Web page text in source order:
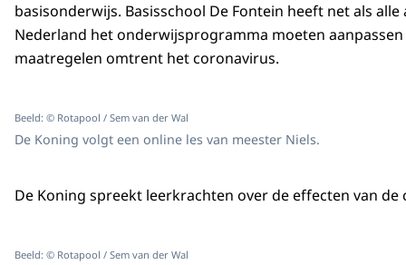
basisonderwijs. Basisschool De Fontein heeft net als
Nederland het onderwijsprogramma moeten
maatregelen omtrent het coronavirus.
Beeld: © Rotapool / Sem van der Wal
De Koning volgt een online les van meester Niels.
De Koning spreekt leerkrachten over de effecten van
Beeld: © Rotapool / Sem van der Wal